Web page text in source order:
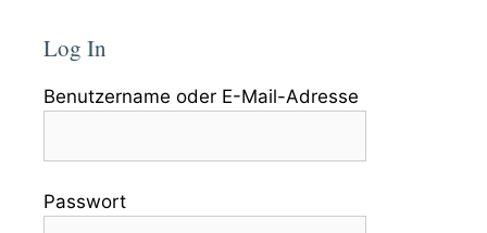
Log In
Benutzername oder E-Mail-Adresse
Passwort